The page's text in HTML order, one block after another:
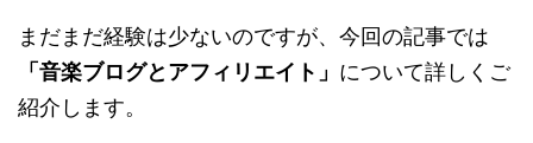
まだまだ経験は少ないのですが、今回の記事では
「音楽ブログとアフィリエイト」 について詳しくご
紹介します。